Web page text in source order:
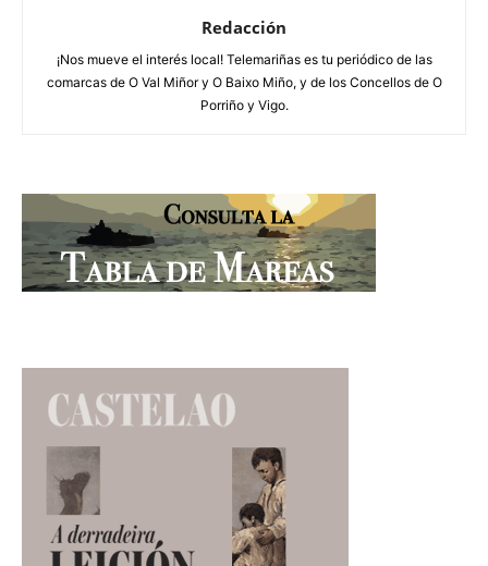
Redacción
¡Nos mueve el interés local! Telemariñas es tu periódico de las
comarcas de O Val Miñor y O Baixo Miño, y de los Concellos de O
Porriño y Vigo.